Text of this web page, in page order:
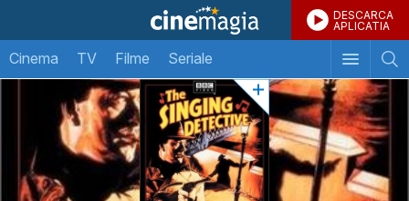
DESCARCA
APLICATIA
Cinema TV Filme Seriale